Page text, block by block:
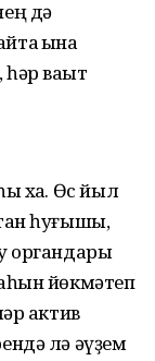
дә
ҡына
ваҡыт
хаҡ. Өс йыл
һуғышы,
органдары
йөкмәтеп
актив
лә әүҙем